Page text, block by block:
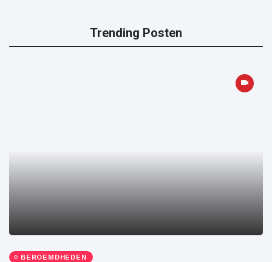
Trending Posten
BEROEMDHEDEN